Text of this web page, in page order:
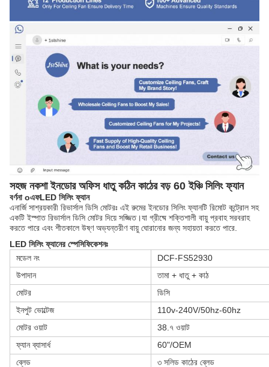
সহজ নকশা ইনডোর অফিস ধাতু কঠিন কাঠের বড় 60 ইঞ্চি সিলিং ফ্যান
বর্ণনা oএফLED সিলিং ফ্যান
এনার্জি সাশ্রয়কারী রিভার্সাল ডিসি মোটরঃ এই রুমের ইনডোর সিলিং ফ্যানটি রিমোট কন্ট্রোল সহ
একটি ইস্পাত রিভার্সাল ডিসি মোটর দিয়ে সজ্জিত।যা গ্রীষ্মে শক্তিশালী বায়ু প্রবাহ সরবরাহ
করতে পারে এবং শীতকালে উষ্ণ অভ্যন্তরীণ বায়ু ঘোরানোর জন্য সহায়তা করতে পারে.
LED সিলিং ফ্যানের স্পেসিফিকেশনঃ
মডেল নং
DCF-FS52930
উপাদান
তামা + ধাতু + কাঠ
মোটর
ডিসি
ইনপুট ভোল্টেজ
110v-240V/50hz-60hz
মোটর ওয়াট
38.৭ ওয়াট
ফ্যান ব্যাসার্ধ
60"/OEM
ব্লেড
৩ সলিড কাঠের ব্লেড